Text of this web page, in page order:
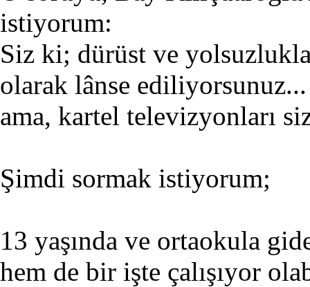
istiyorum:
Siz ki; dürüst ve
olarak lânse
ama, kartel televizyonları
Şimdi sormak istiyorum;
13 yaşında ve ortaokula
hem de bir işte çalışıyor